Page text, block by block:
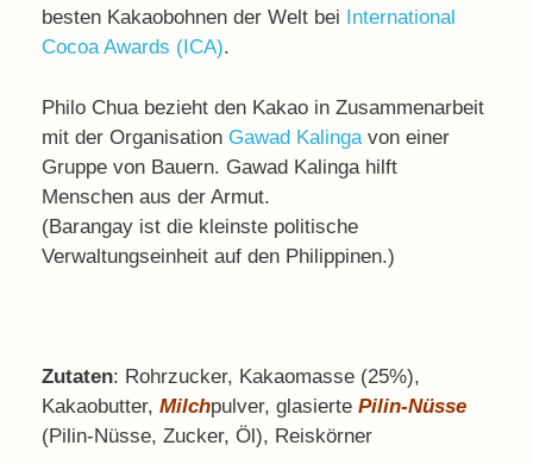
besten Kakaobohnen der Welt bei International
Cocoa Awards (ICA).
Philo Chua bezieht den Kakao in Zusammenarbeit
mit der Organisation Gawad Kalinga von einer
Gruppe von Bauern. Gawad Kalinga hilft
Menschen aus der Armut.
(Barangay ist die kleinste politische
Verwaltungseinheit auf den Philippinen.)
Zutaten: Rohrzucker, Kakaomasse (25%),
Kakaobutter, Milchpulver, glasierte Pilin-Nüsse
(Pilin-Nüsse, Zucker, Öl), Reiskörner